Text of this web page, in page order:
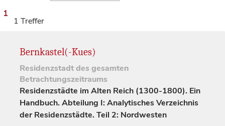
1
1 Treffer
Bernkastel(-Kues)
Residenzstadtdes gesamten
Betrachtungszeitraums
Residenzstädte im Alten Reich (1300-1800). Ein
Handbuch. Abteilung I: Analytisches Verzeichnis
der Residenzstädte. Teil 2: Nordwesten